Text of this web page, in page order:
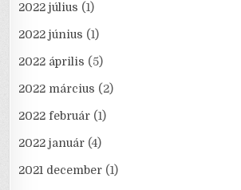
2022 július (1)
2022 június (1)
2022 április (5)
2022 március (2)
2022 február (1)
2022 január (4)
2021 december (1)